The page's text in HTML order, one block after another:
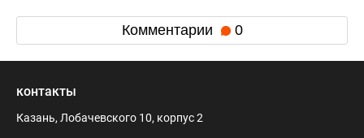
Комментарии 0
контакты
Казань, Лобачевского 10, корпус 2